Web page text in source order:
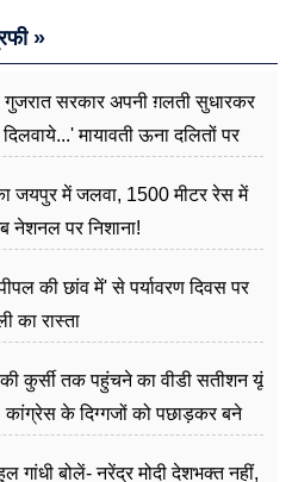
»
गुजरात सरकार अपनी ग़लती सुधारकर
मायावती ऊना दलितों पर
जयपुर में जलवा, 1500 मीटर रेस में
नेशनल पर निशाना!
की छांव में' से पर्यावरण दिवस पर
का रास्ता
कुर्सी तक पहुंचने का वीडी सतीशन यूं
के दिग्गजों को पछाड़कर बने
गांधी बोलें- नरेंद्र मोदी देशभक्त नहीं,